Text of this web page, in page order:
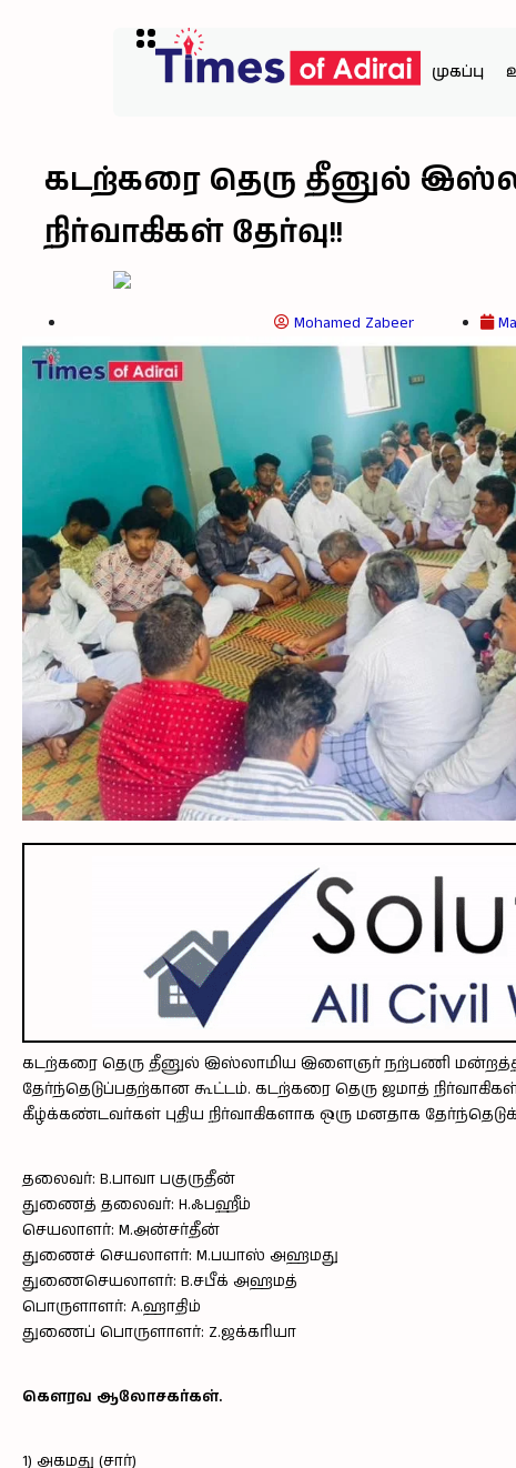
முகப்பு
கடற்கரை தெரு தீனுல்
நிர்வாகிகள் தேர்வு!!
Mohamed Zabeer
கடற்கரை தெரு தீனுல் இஸ்லாமிய இளைஞர் நற்பணி மன்றத்தின்
தேர்ந்தெடுப்பதற்கான கூட்டம். கடற்கரை தெரு ஜமாத்
கீழ்க்கண்டவர்கள் புதிய நிர்வாகிகளாக ஒரு மனதாக
தலைவர்: B.பாவா பகுருதீன்
துணைத் தலைவர்: H.ஃபஹீம்
செயலாளர்: M.அன்சர்தீன்
துணைச் செயலாளர்: M.பயாஸ் அஹமது
துணைசெயலாளர்: B.சபீக் அஹமத்
பொருளாளர்: A.ஹாதிம்
துணைப் பொருளாளர்: Z.ஜக்கரியா
கௌரவ ஆலோசகர்கள்.
1) அகமது (சார்)